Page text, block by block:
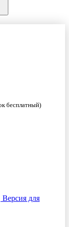
бесплатный)
Версия для